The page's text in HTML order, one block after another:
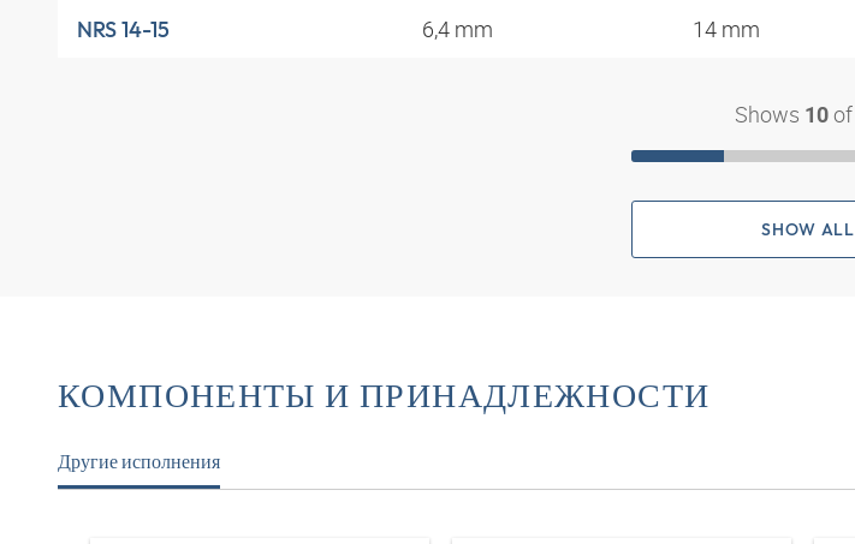
NRS 14-15 6,4 mm 14 mm
Shows 10 of
SHOW ALL
КОМПОНЕНТЫ И ПРИНАДЛЕЖНОСТИ
Другие исполнения